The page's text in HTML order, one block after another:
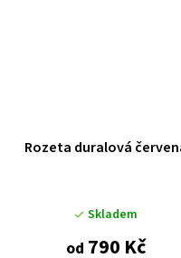
Rozeta duralová
Skladem
od 790 Kč